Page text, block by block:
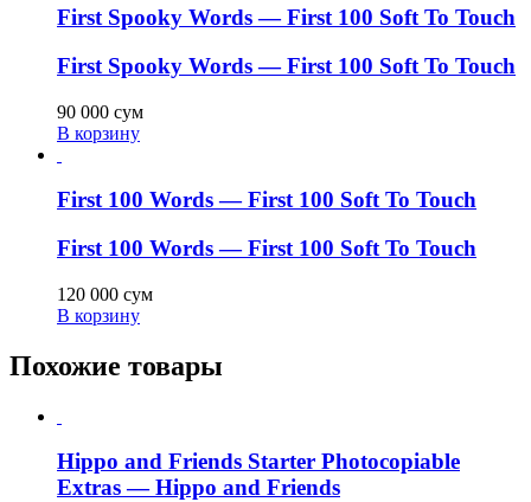
First Spooky Words — First 100 Soft To Touch
First Spooky Words — First 100 Soft To Touch
90 000 сум
В корзину
First 100 Words — First 100 Soft To Touch
First 100 Words — First 100 Soft To Touch
120 000 сум
В корзину
Похожие товары
Hippo and Friends Starter Photocopiable
Extras — Hippo and Friends